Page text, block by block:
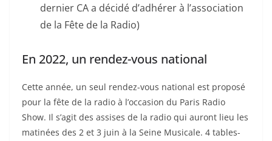
dernier CA a décidé d’adhérer à l’association
de la Fête de la Radio)
En 2022, un rendez-vous national
Cette année, un seul rendez-vous national est proposé
pour la fête de la radio à l’occasion du Paris Radio
Show. Il s’agit des assises de la radio qui auront lieu les
matinées des 2 et 3 juin à la Seine Musicale. 4 tables-